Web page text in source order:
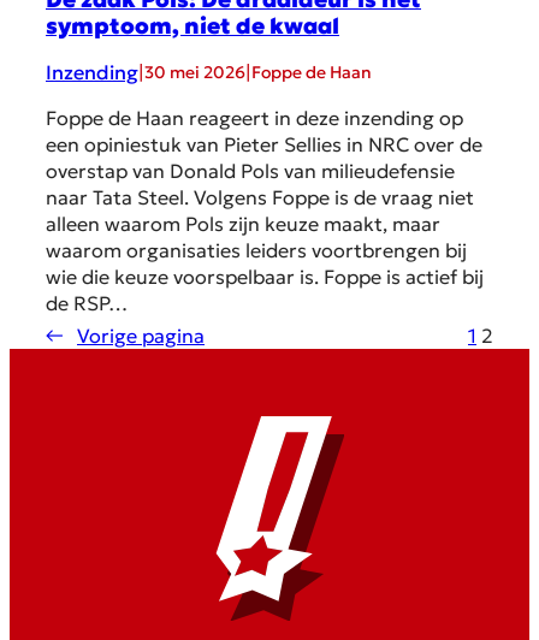
symptoom, niet de kwaal
Inzending 30 mei 2026 Foppe de Haan
Foppe de Haan reageert in deze inzending op
een opiniestuk van Pieter Sellies in NRC over de
overstap van Donald Pols van milieudefensie
naar Tata Steel. Volgens Foppe is de vraag niet
alleen waarom Pols zijn keuze maakt, maar
waarom organisaties leiders voortbrengen bij
wie die keuze voorspelbaar is. Foppe is actief bij
de RSP…
← Vorige pagina 1 2